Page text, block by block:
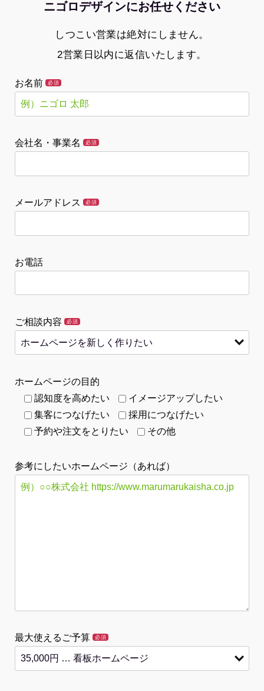
ニゴロデザインにお任せください
しつこい営業は絶対にしません。
2営業日以内に返信いたします。
お名前 必須
会社名・事業名 必須
メールアドレス 必須
お電話
ご相談内容 必須
ホームページの目的
認知度を高めたい
イメージアップしたい
集客につなげたい
採用につなげたい
予約や注文をとりたい
その他
参考にしたいホームページ（あれば）
最大使えるご予算 必須